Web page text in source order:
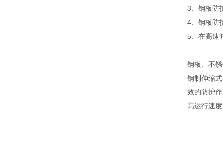
3、钢板防
4、钢板防
5、在高速
钢板、不
钢制伸缩
效的防护
高运行速